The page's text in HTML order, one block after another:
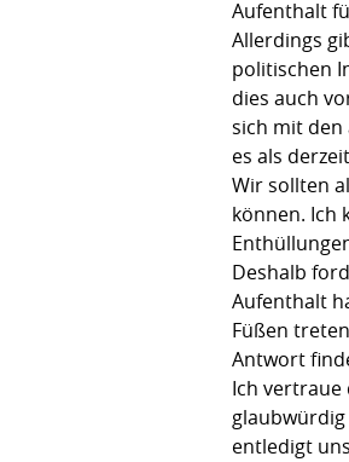
Aufenthalt
Allerdings
politischen
dies auch
sich mit den
es als
Wir sollten
können. Ich
Deshalb
Aufenthalt
Füßen
Antwort
Ich vertraue
entledigt